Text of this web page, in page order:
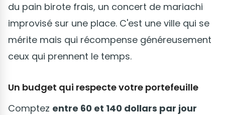
du pain birote frais, un concert de mariachi
improvisé sur une place. C'est une ville qui se
mérite mais qui récompense généreusement
ceux qui prennent le temps.
Un budget qui respecte votre portefeuille
Comptez entre 60 et 140 dollars par jour